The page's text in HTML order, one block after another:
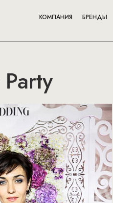
КОМПАНИЯ БРЕНДЫ